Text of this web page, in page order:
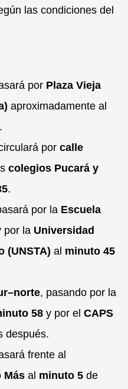
las condiciones del
por Plaza Vieja
aproximadamente al
por calle
colegios Pucará y
.
por la Escuela
por la Universidad
(UNSTA) al minuto 45
, pasando por la
58 y por el CAPS
después.
frente al
Más al minuto 5 de